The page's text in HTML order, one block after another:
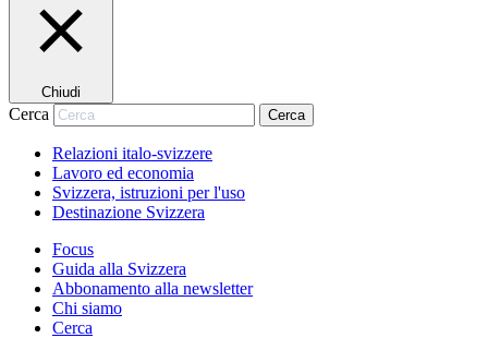
Chiudi
Cerca Cerca
Relazioni italo-svizzere
Lavoro ed economia
Svizzera, istruzioni per l'uso
Destinazione Svizzera
Focus
Guida alla Svizzera
Abbonamento alla newsletter
Chi siamo
Cerca